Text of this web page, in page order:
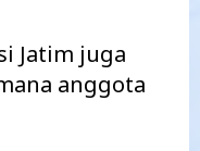
Jatim juga
anggota